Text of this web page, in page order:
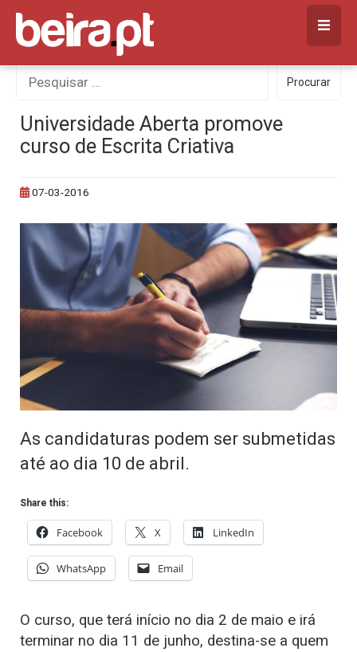
Skip
content
Procurar
por:
Procurar
Universidade Aberta promove
curso de Escrita Criativa
07-03-2016
As candidaturas podem ser submetidas
até ao dia 10 de abril.
Share this:
Facebook X LinkedIn
WhatsApp Email
O curso, que terá início no dia 2 de maio e irá
terminar no dia 11 de junho, destina-se a quem